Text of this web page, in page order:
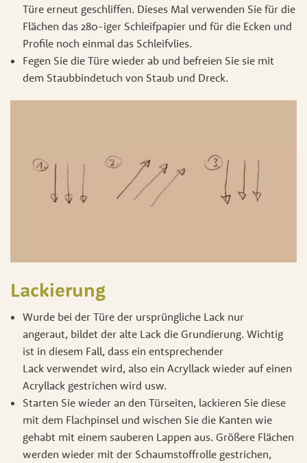
Türe erneut geschliffen. Dieses Mal verwenden Sie für die
Flächen das 280-iger Schleifpapier und für die Ecken und
Profile noch einmal das Schleifvlies.
Fegen Sie die Türe wieder ab und befreien Sie sie mit
dem Staubbindetuch von Staub und Dreck.
Lackierung
Wurde bei der Türe der ursprüngliche Lack nur
angeraut, bildet der alte Lack die Grundierung. Wichtig
ist in diesem Fall, dass ein entsprechender
Lack verwendet wird, also ein Acryllack wieder auf einen
Acryllack gestrichen wird usw.
Starten Sie wieder an den Türseiten, lackieren Sie diese
mit dem Flachpinsel und wischen Sie die Kanten wie
gehabt mit einem sauberen Lappen aus. Größere Flächen
werden wieder mit der Schaumstoffrolle gestrichen,